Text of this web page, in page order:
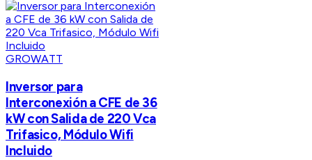
GROWATT
Inversor para
Interconexión a CFE de 36
kW con Salida de 220 Vca
Trifasico, Módulo Wifi
Incluido